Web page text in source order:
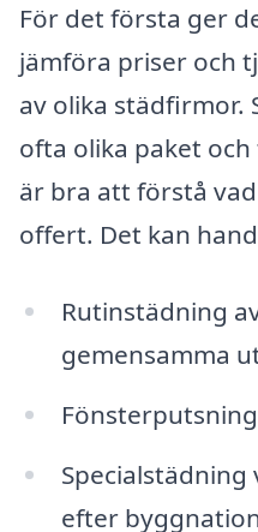
För det första ger
jämföra priser och
av olika
ofta olika paket
är bra att förstå
offert. Det kan
Rutinstädning
gemensamma
efter